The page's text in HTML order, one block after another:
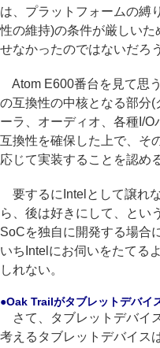
は、プラットフォームの縛
性の維持)の条件が厳しい
せなかったのではないだろ
Atom E600番台を見て思
の互換性の中核となる部分
ーラ、オーディオ、各種I/
互換性を確保した上で、そ
応じて実装することを認め
要するにIntelとして譲れ
ら、後は好きにして、とい
SoCを独自に開発する場合
いちIntelにお伺いをたてる
しれない。
●Oak Trailがタブレットデバイ
さて、タブレットデバイ
考えるタブレットデバイス